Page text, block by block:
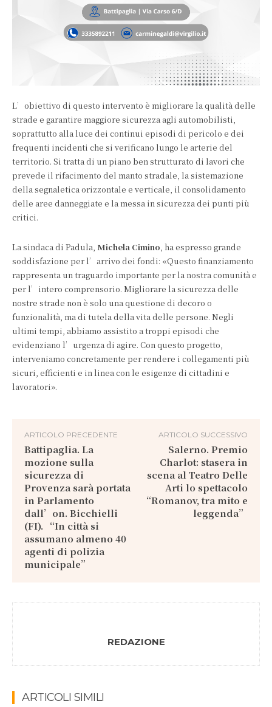
L’obiettivo di questo intervento è migliorare la qualità delle
strade e garantire maggiore sicurezza agli automobilisti,
soprattutto alla luce dei continui episodi di pericolo e dei
frequenti incidenti che si verificano lungo le arterie del
territorio. Si tratta di un piano ben strutturato di lavori che
prevede il rifacimento del manto stradale, la sistemazione
della segnaletica orizzontale e verticale, il consolidamento
delle aree danneggiate e la messa in sicurezza dei punti più
critici.
La sindaca di Padula, Michela Cimino, ha espresso grande
soddisfazione per l’arrivo dei fondi: «Questo finanziamento
rappresenta un traguardo importante per la nostra comunità e
per l’intero comprensorio. Migliorare la sicurezza delle
nostre strade non è solo una questione di decoro o
funzionalità, ma di tutela della vita delle persone. Negli
ultimi tempi, abbiamo assistito a troppi episodi che
evidenziano l’urgenza di agire. Con questo progetto,
interveniamo concretamente per rendere i collegamenti più
sicuri, efficienti e in linea con le esigenze di cittadini e
lavoratori».
ARTICOLO PRECEDENTE
Battipaglia. La
mozione sulla
sicurezza di
Provenza sarà portata
in Parlamento
dall’on. Bicchielli
(FI). “In città si
assumano almeno 40
agenti di polizia
municipale”
ARTICOLO SUCCESSIVO
Salerno. Premio
Charlot: stasera in
scena al Teatro Delle
Arti lo spettacolo
“Romanov, tra mito e
leggenda”
REDAZIONE
ARTICOLI SIMILI